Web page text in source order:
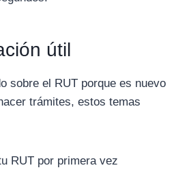
útil
sobre el RUT porque es nuevo
trámites, estos temas
RUT por primera vez